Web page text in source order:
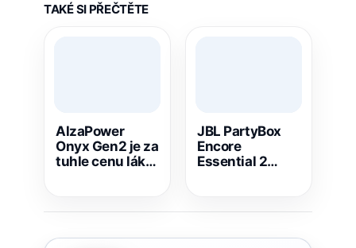
TAKÉ SI PŘEČTĚTE
AlzaPower
Onyx Gen2 je za
tuhle cenu láká.
JBL PartyBox
Encore
Essential 2